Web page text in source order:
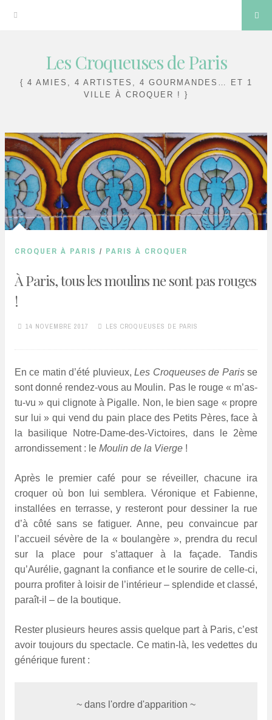
Les Croqueuses de Paris
{ 4 AMIES, 4 ARTISTES, 4 GOURMANDES… ET 1
VILLE À CROQUER ! }
CROQUER À PARIS / PARIS À CROQUER
À Paris, tous les moulins ne sont pas rouges
!
14 NOVEMBRE 2017 LES CROQUEUSES DE PARIS
En ce matin d’été pluvieux,Les Croqueuses de Parisse
sont donné rendez-vous au Moulin. Pas le rouge « m’as-
tu-vu » qui clignote à Pigalle. Non, le bien sage « propre
sur lui » qui vend du pain place des Petits Pères, face à
la basilique Notre-Dame-des-Victoires, dans le 2ème
arrondissement : le Moulin de la Vierge !
Après le premier café pour se réveiller, chacune ira
croquer où bon lui semblera. Véronique et Fabienne,
installées en terrasse, y resteront pour dessiner la rue
d’à côté sans se fatiguer. Anne, peu convaincue par
l’accueil sévère de la « boulangère », prendra du recul
sur la place pour s’attaquer à la façade. Tandis
qu’Aurélie, gagnant la confiance et le sourire de celle-ci,
pourra profiter à loisir de l’intérieur – splendide et classé,
paraît-il – de la boutique.
Rester plusieurs heures assis quelque part à Paris, c’est
avoir toujours du spectacle. Ce matin-là, les vedettes du
générique furent :